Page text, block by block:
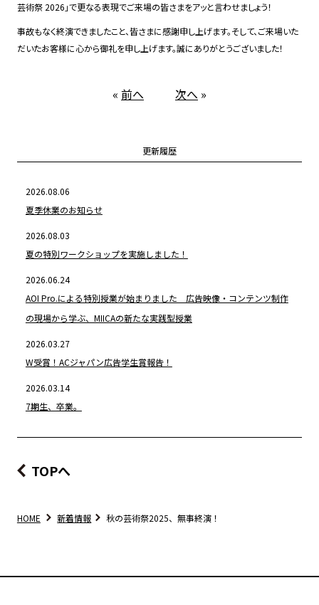
芸術祭 2026」で更なる表現でご来場の皆さまをアッと言わせましょう！
事故もなく終演できましたこと、皆さまに感謝申し上げます。そして、ご来場いた
だいたお客様に心から御礼を申し上げます。誠にありがとうございました！
« 前へ 次へ »
更新履歴
2026.08.06
夏季休業のお知らせ
2026.08.03
夏の特別ワークショップを実施しました！
2026.06.24
AOI Pro.による特別授業が始まりました 広告映像・コンテンツ制作
の現場から学ぶ、MIICAの新たな実践型授業
2026.03.27
W受賞！ACジャパン広告学生賞報告！
2026.03.14
7期生、卒業。
TOPへ
HOME 新着情報 秋の芸術祭2025、無事終演！